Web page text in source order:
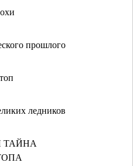
прошлого
ледников
ТАЙНА